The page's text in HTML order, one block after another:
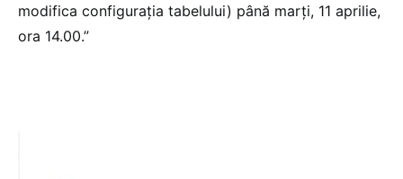
modifica configurația tabelului) până marți, 11 aprilie,
ora 14.00.”